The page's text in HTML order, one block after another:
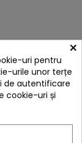
×
uri pentru
urile unor terțe
de autentificare
cookie-uri și
E